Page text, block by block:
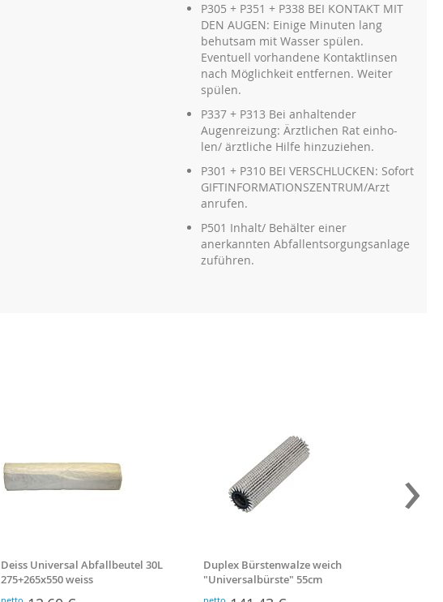
P305 + P351 + P338 BEI KONTAKT MIT
DEN AUGEN: Einige Minuten lang
behutsam mit Wasser spülen.
Eventuell vorhandene Kontaktlinsen
nach Möglichkeit entfernen. Weiter
spülen.
P337 + P313 Bei anhaltender
Augenreizung: Ärztlichen Rat einho-
len/ ärztliche Hilfe hinzuziehen.
P301 + P310 BEI VERSCHLUCKEN: Sofort
GIFTINFORMATIONSZENTRUM/Arzt
anrufen.
P501 Inhalt/ Behälter einer
anerkannten Abfallentsorgungsanlage
zuführen.
Deiss Universal Abfallbeutel 30L
275+265x550 weiss
Duplex Bürstenwalze weich
"Universalbürste" 55cm
›